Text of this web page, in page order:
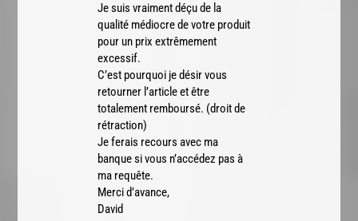
Je suis vraiment déçu de la
qualité médiocre de votre produit
pour un prix extrêmement
excessif.
C’est pourquoi je désir vous
retourner l’article et être
totalement remboursé. (droit de
rétraction)
Je ferais recours avec ma
banque si vous n’accédez pas à
ma requête.
Merci d’avance,
David